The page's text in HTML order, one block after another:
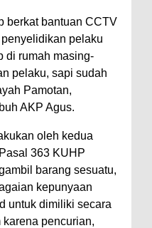
berkat bantuan CCTV
pelaku
di rumah masing-
pelaku, sapi sudah
Pamotan,
AKP Agus.
oleh kedua
363 KUHP
barang sesuatu,
kepunyaan
untuk dimiliki secara
pencurian,